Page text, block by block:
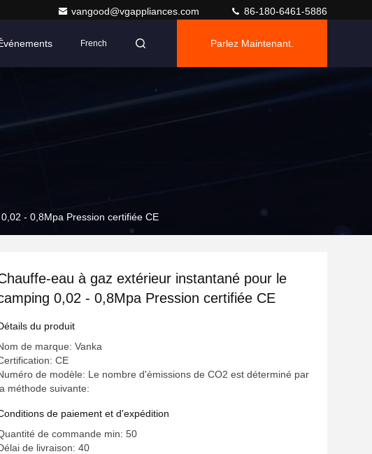
vangood@vgappliances.com 86-180-6461-5886
French Parlez Maintenant.
- 0,8Mpa Pression certifiée CE
eau à gaz extérieur instantané pour le
0,02 - 0,8Mpa Pression certifiée CE
du produit
de marque: Vanka
CE
de modèle: Le nombre d'émissions de CO2 est déterminé par
méthode suivante:
de paiement et d'expédition
de commande min: 50
de livraison: 40